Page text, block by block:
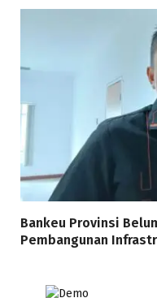
Bankeu Provinsi
Pembangunan